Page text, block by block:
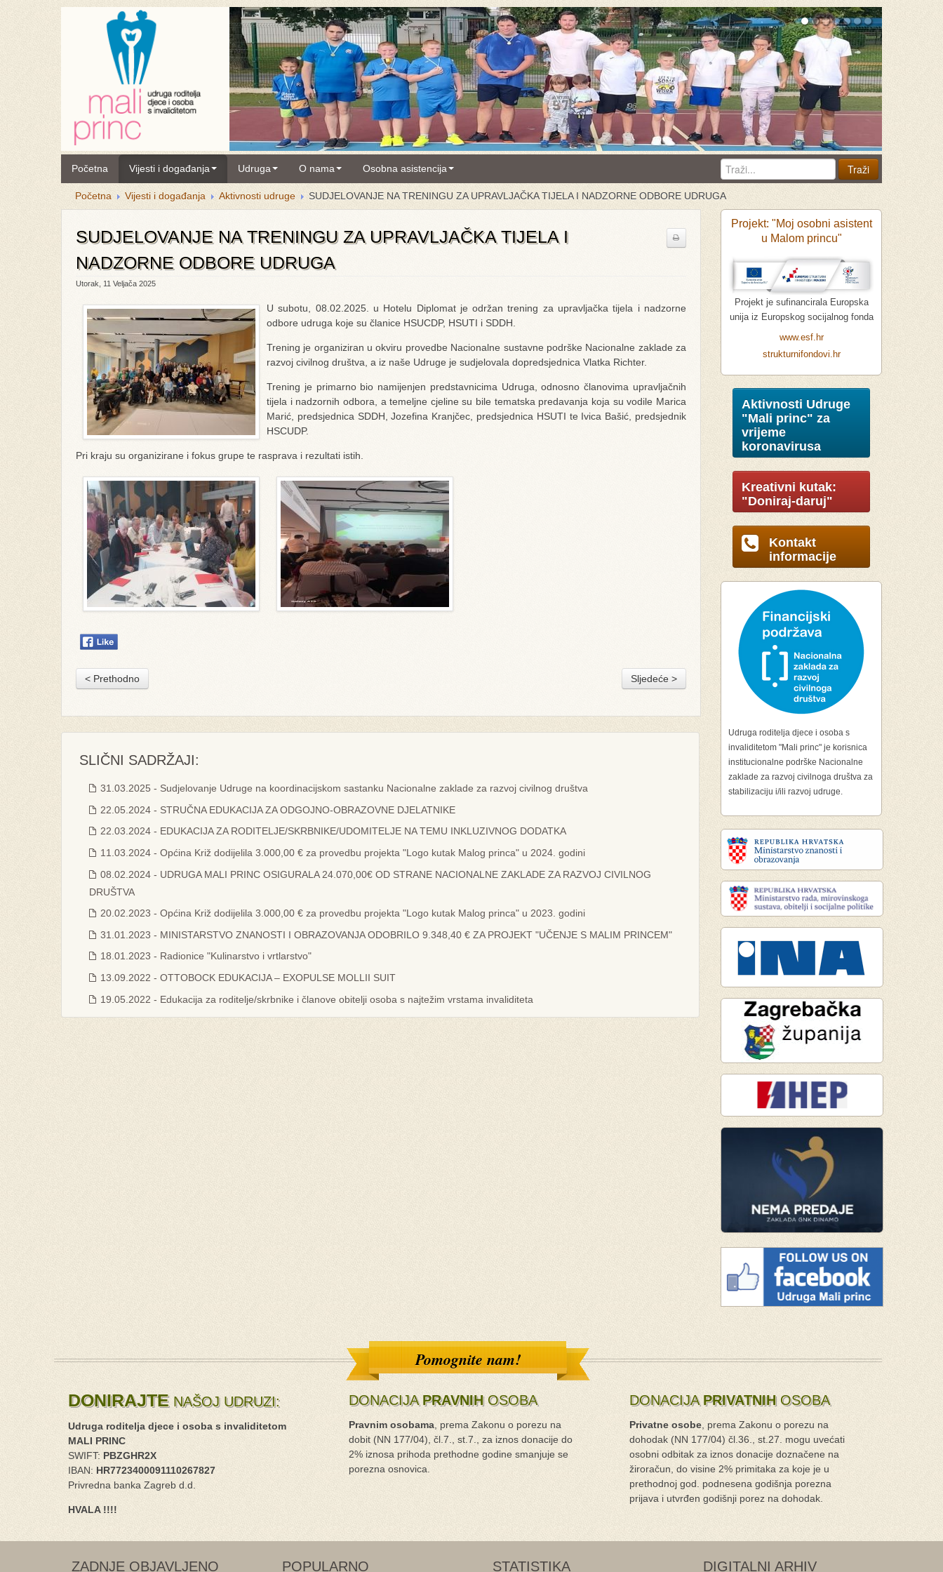
Početna Vijesti i događanja Udruga O nama Osobna asistencija
Početna Vijesti i događanja Aktivnosti udruge SUDJELOVANJE NA TRENINGU ZA UPRAVLJAČKA TIJELA I NADZORNE ODBORE UDRUGA
SUDJELOVANJE NA TRENINGU ZA UPRAVLJAČKA TIJELA I
NADZORNE ODBORE UDRUGA
Utorak, 11 Veljača 2025
U subotu, 08.02.2025. u Hotelu Diplomat je održan trening za upravljačka tijela i nadzorne
odbore udruga koje su članice HSUCDP, HSUTI i SDDH.
Trening je organiziran u okviru provedbe Nacionalne sustavne podrške Nacionalne zaklade za
razvoj civilnog društva, a iz naše Udruge je sudjelovala dopredsjednica Vlatka Richter.
Trening je primarno bio namijenjen predstavnicima Udruga, odnosno članovima upravljačnih
tijela i nadzornih odbora, a temeljne cjeline su bile tematska predavanja koja su vodile Marica
Marić, predsjednica SDDH, Jozefina Kranjčec, predsjednica HSUTI te Ivica Bašić, predsjednik
HSCUDP.
Pri kraju su organizirane i fokus grupe te rasprava i rezultati istih.
< Prethodno Sljedeće >
SLIČNI SADRŽAJI:
31.03.2025 - Sudjelovanje Udruge na koordinacijskom sastanku Nacionalne zaklade za razvoj civilnog društva
22.05.2024 - STRUČNA EDUKACIJA ZA ODGOJNO-OBRAZOVNE DJELATNIKE
22.03.2024 - EDUKACIJA ZA RODITELJE/SKRBNIKE/UDOMITELJE NA TEMU INKLUZIVNOG DODATKA
11.03.2024 - Općina Križ dodijelila 3.000,00 € za provedbu projekta "Logo kutak Malog princa" u 2024. godini
08.02.2024 - UDRUGA MALI PRINC OSIGURALA 24.070,00€ OD STRANE NACIONALNE ZAKLADE ZA RAZVOJ CIVILNOG
DRUŠTVA
20.02.2023 - Općina Križ dodijelila 3.000,00 € za provedbu projekta "Logo kutak Malog princa" u 2023. godini
31.01.2023 - MINISTARSTVO ZNANOSTI I OBRAZOVANJA ODOBRILO 9.348,40 € ZA PROJEKT "UČENJE S MALIM PRINCEM"
18.01.2023 - Radionice "Kulinarstvo i vrtlarstvo"
13.09.2022 - OTTOBOCK EDUKACIJA – EXOPULSE MOLLII SUIT
19.05.2022 - Edukacija za roditelje/skrbnike i članove obitelji osoba s najtežim vrstama invaliditeta
Projekt: "Moj osobni asistent
u Malom princu"
Projekt je sufinancirala Europska
unija iz Europskog socijalnog fonda
www.esf.hr
strukturnifondovi.hr
Aktivnosti Udruge
"Mali princ" za
vrijeme
koronavirusa
Kreativni kutak:
"Doniraj-daruj"
Kontakt
informacije
Udruga roditelja djece i osoba s
invaliditetom "Mali princ" je korisnica
institucionalne podrške Nacionalne
zaklade za razvoj civilnoga društva za
stabilizaciju i/ili razvoj udruge.
Pomognite nam!
DONIRAJTE NAŠOJ UDRUZI:
Udruga roditelja djece i osoba s invaliditetom
MALI PRINC
SWIFT: PBZGHR2X
IBAN: HR7723400091110267827
Privredna banka Zagreb d.d.
HVALA !!!!
DONACIJA PRAVNIH OSOBA
Pravnim osobama , prema Zakonu o porezu na
dobit (NN 177/04), čl.7., st.7., za iznos donacije do
2% iznosa prihoda prethodne godine smanjuje se
porezna osnovica.
DONACIJA PRIVATNIH OSOBA
Privatne osobe , prema Zakonu o porezu na
dohodak (NN 177/04) čl.36., st.27. mogu uvećati
osobni odbitak za iznos donacije doznačene na
žiroračun, do visine 2% primitaka za koje je u
prethodnoj god. podnesena godišnja porezna
prijava i utvrđen godišnji porez na dohodak.
ZADNJE OBJAVLJENO POPULARNO STATISTIKA DIGITALNI ARHIV